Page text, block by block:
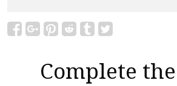
Complete